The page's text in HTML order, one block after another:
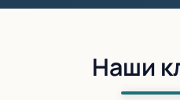
LifeНаши